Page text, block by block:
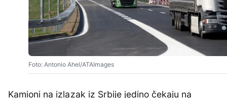
Foto: Antonio Ahel/ATAImages
Kamioni na izlazak iz Srbije jedino čekaju na